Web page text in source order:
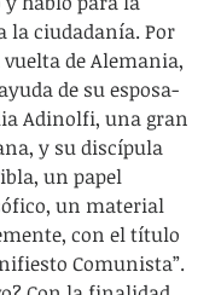
la ciudadanía. Por
de Alemania,
de su esposa-
Adinolfi, una gran
y su discípula
un papel
un material
con el título
Comunista”.